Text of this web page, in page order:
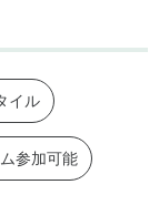
イル
参加可能